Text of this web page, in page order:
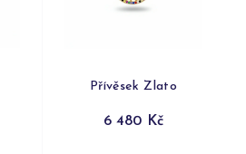
Přívěsek Zlato
6 480 Kč